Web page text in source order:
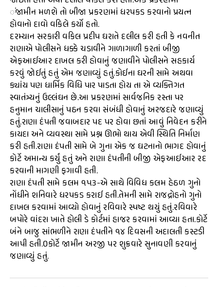
ંજામીન મળશે તો બીજા પ્રકરણમાં ધરપકડ કરવાનો પ્રયત્ન
હોવાનો દાવો વકિલે કર્યો હતો.
દરમ્યાન સરકારી વકિલ પ્રદીપ ઘરાતે દલીલ કરી હતી કે નવનીત
રાણાએ પોલીસને ધક્કે ચડાવીને ગાળાગાળી કરતાં બીજી
એફઆઈઆર દાખલ કરી હોવાનું જણાવીને પોલીસને સહકાર્ય
કરવું જોઈતું હતું એમ જણાવ્યું હતું.કોઈના ઘરની સામે અથવા
ક્યાંય પણ ધાર્મિક વિધિ પાર પાડતા હોય તા એ વ્યક્તિગત
સ્વાતંત્ર્યનું ઉલ્લંઘન છે.આ પ્રકરણમાં સાર્વજનિક રસ્તા પર
હનુમાન ચાલીસાનું પઠન કરવા સંબંધી હોવાનું અરજદારે જણાવ્યું
હતું.રાણા દંપતી જવાબદાર પદ પર હોવા છતાં આવું નિવેદન કરીને
કાયદા અને વ્યવસ્થા સામે પ્રશ્ન ઊભો થાય એવી સ્થિતિ નિર્માણ
કરી હતી.રાણા દંપતી સામે બે ગુના એક જ ઘટનાનો ભાગદ હોવાનું
કોર્ટે અમાન્ય કર્યું હતું અને રાણા દંપતીની બીજી એફઆઈઆર રદ
કરવાની માગણી ફગાવી હતી.
રાણા દંપતી સામે કલમ ૧૫૩-એ સાથે વિવિધ કલમ હેઠળ ગુનો
નોંધીને શનિવારે ધરપકડ કરાઈ હતી.તેમની સામે રાજદ્રોહનો ગુનો
દાખલ કરવામાં આવ્યો હોવાનું રવિવારે સ્પષ્ટ થયું હતું.રવિવારે
બપોરે વાંદરા ખાતે હોલી ડે કોર્ટમાં હાજર કરવામાં આવ્યા હતા.કોર્ટે
બંને બાજુ સાંભળીને રાણા દંપતીને ૧૪ દિવસની અદાલતી કસ્ટડી
આપી હતી.0કોર્ટે જામીન અરજી પર શુક્રવારે સુનાવણી કરવાનું
જણાવ્યું હતું.